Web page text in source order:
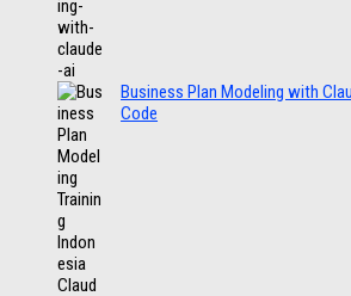
Business Plan Modeling with
Code